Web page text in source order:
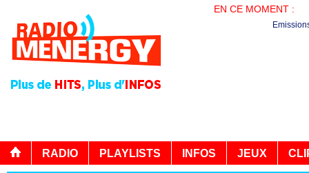
EN CE MOMENT :
RADIO PLAYLISTS INFOS JEUX